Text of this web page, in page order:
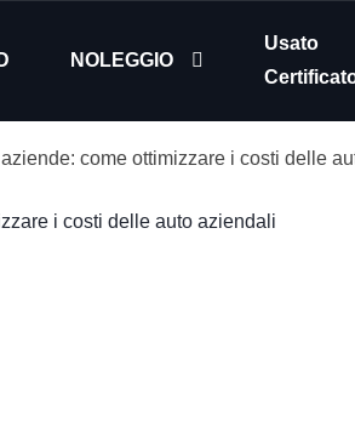
NOLEGGIO
Usato
come ottimizzare i costi delle